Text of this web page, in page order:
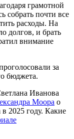
грамотной
собрать почти все
расходы. На
долгов, и брать
внимание
за
бюджета.
Иванова
Моора о
в 2025 году. Какие